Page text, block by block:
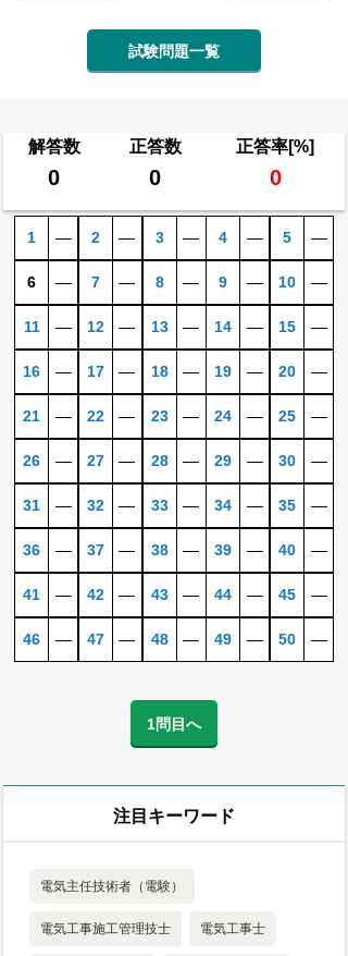
試験問題一覧
解答数 正答数 正答率[%]
0 0 0
1 ―
6 ―
11 ―
16 ―
21 ―
26 ―
31 ―
36 ―
41 ―
46 ―
2 ―
7 ―
12 ―
17 ―
22 ―
27 ―
32 ―
37 ―
42 ―
47 ―
3 ―
8 ―
13 ―
18 ―
23 ―
28 ―
33 ―
38 ―
43 ―
48 ―
4 ―
9 ―
14 ―
19 ―
24 ―
29 ―
34 ―
39 ―
44 ―
49 ―
5 ―
10 ―
15 ―
20 ―
25 ―
30 ―
35 ―
40 ―
45 ―
50 ―
1問目へ
注目キーワード
電気主任技術者（電験）
電気工事施工管理技士 電気工事士